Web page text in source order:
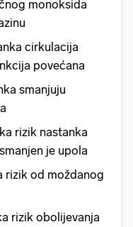
monoksida
cirkulacija
povećana
smanjuju
rizik nastanka
je upola
rizik od moždanog
rizik obolijevanja